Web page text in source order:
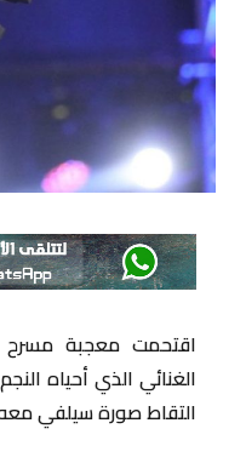
اقتحمت معجبة مسرح
الغنائي الذي أحياه
التقاط صورة سيلفي